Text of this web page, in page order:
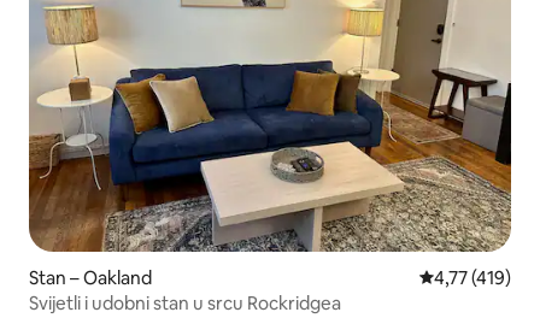
Stan – Oakland Prosječna
4,77 (419)
Svijetli i udobni stan u srcu Rockridgea